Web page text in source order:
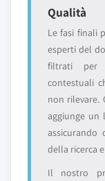
Qualità
Le fasi finali
esperti del
filtrati per
contestuali
non rilevare.
aggiunge un
della ricerca
Il nostro